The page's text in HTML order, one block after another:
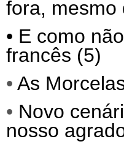
fora,
• E como
francês (5)
• As
• Novo
nosso